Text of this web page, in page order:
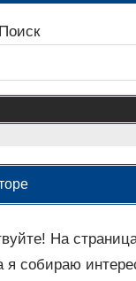
Поиск
На
я собираю